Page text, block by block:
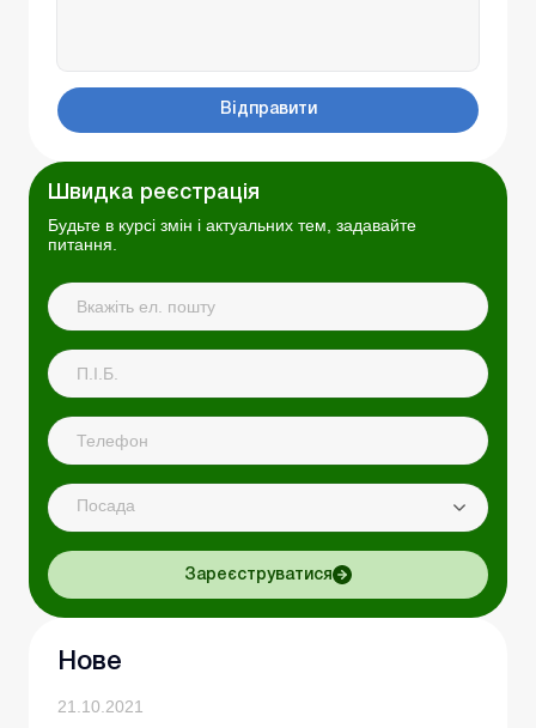
Відправити
Швидка реєстрація
Будьте в курсі змін і актуальних тем, задавайте
питання.
Посада
Зареєструватися
Нове
21.10.2021